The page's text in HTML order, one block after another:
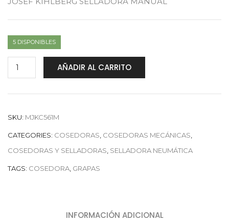
5 DISPONIBLES
AÑADIR AL CARRITO
SKU: MJKC561M
CATEGORIES: COSEDORAS COSEDORAS MECÁNICAS
COSEDORAS Y SELLADORAS SELLADORA NEUMÁTICA
TAGS: COSEDORA GRAPAS
INFORMACIÓN ADICIONAL